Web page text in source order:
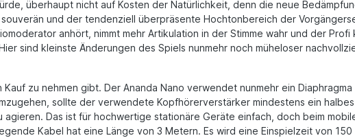
überhaupt nicht auf Kosten der Natürlichkeit, denn die neue
und der tendenziell überpräsente Hochtonbereich der
anhört, nimmt mehr Artikulation in der Stimme wahr und der Profi
sind kleinste Änderungen des Spiels nunmehr noch müheloser
zu nehmen gibt. Der Ananda Nano verwendet nunmehr ein Diaphragma
sollte der verwendete Kopfhörerverstärker mindestens ein
Das ist für hochwertige stationäre Geräte einfach, doch beim
Kabel hat eine Länge von 3 Metern. Es wird eine Einspielzeit von